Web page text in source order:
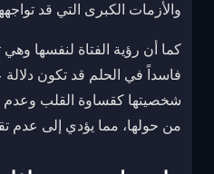
والأزمات الكبرى التي قد
كما أن رؤية الفتاة لنفسها
فاسداً في الحلم قد تكون
شخصيتها كقساوة القلب وعدم
من حولها، مما يؤدي إلى عدم